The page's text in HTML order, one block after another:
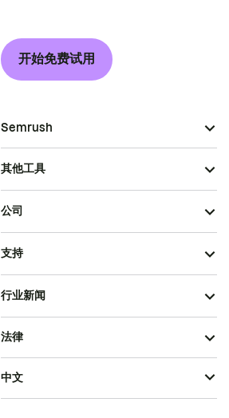
开始免费试用
Semrush
其他工具
公司
支持
行业新闻
法律
中文